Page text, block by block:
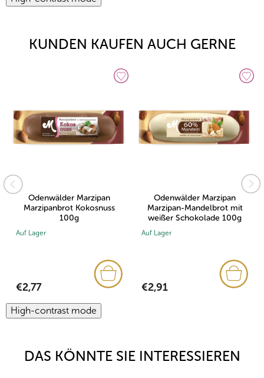
KUNDEN KAUFEN AUCH GERNE
Odenwälder Marzipan
Marzipanbrot Kokosnuss
100g
Auf Lager
€2,77
Odenwälder Marzipan
Marzipan-Mandelbrot mit
weißer Schokolade 100g
Auf Lager
€2,91
High-contrast mode
DAS KÖNNTE SIE INTERESSIEREN